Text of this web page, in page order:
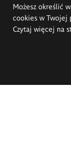
Możesz określić
cookies w Twojej
Czytaj więcej na